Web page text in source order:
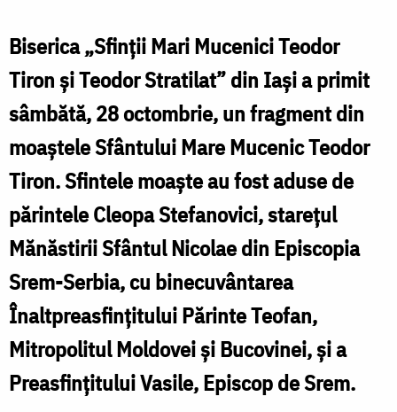
Biserica „Sfinții Mari Mucenici Teodor
Tiron și Teodor Stratilat” din Iași a primit
sâmbătă, 28 octombrie, un fragment din
moaștele Sfântului Mare Mucenic Teodor
Tiron. Sfintele moaște au fost aduse de
părintele Cleopa Stefanovici, starețul
Mănăstirii Sfântul Nicolae din Episcopia
Srem-Serbia, cu binecuvântarea
Înaltpreasfințitului Părinte Teofan,
Mitropolitul Moldovei și Bucovinei, și a
Preasfințitului Vasile, Episcop de Srem.